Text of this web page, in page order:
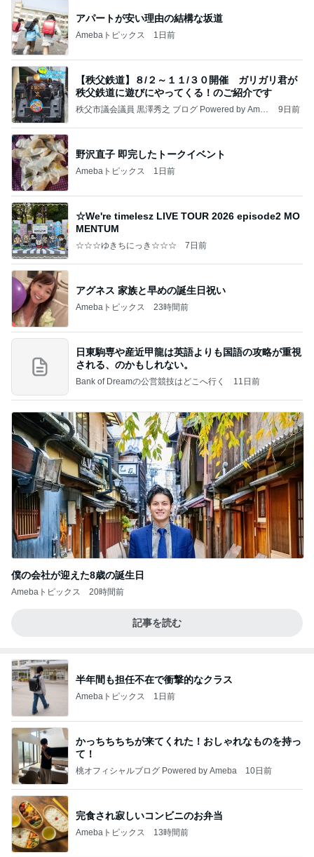
アパートが安い理由の結構な坂道
Amebaトピックス 1日前
【秩父鉄道】８/２～１１/３０開催 ガリガリ君が
秩父鉄道に遊びにやってくる！のご紹介です
秩父市議会議員 黒澤秀之 ブログ Powered by Ameb
9日前
野沢直子 即完したトークイベント
Amebaトピックス 1日前
☆We're timelesz LIVE TOUR 2026 episode2 MO
MENTUM
☆☆☆ゆきちにっき☆☆☆ 7日前
アグネス 家族と早めの誕生日祝い
Amebaトピックス 23時間前
日東駒専や産近甲龍は英語よりも国語の攻略が重視
される、のかもしれない。
Bank of Dreamの公営競技はどこへ行く 11日前
僕の会社が迎えた8歳の誕生日
Amebaトピックス 20時間前
記事を読む
半年間も担任不在で衝撃的なクラス
Amebaトピックス 1日前
かっちちちちが来てくれた！おしゃれなものを持っ
て！
桃オフィシャルブログ Powered by Ameba 10日前
完食され寂しいコンビニのお弁当
Amebaトピックス 13時間前